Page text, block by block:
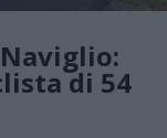
di 54